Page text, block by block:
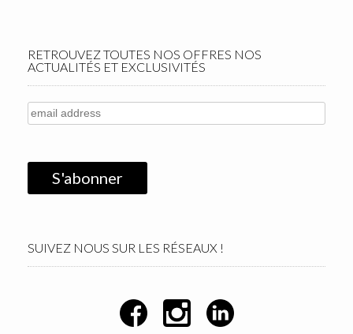
RETROUVEZ TOUTES NOS OFFRES NOS
ACTUALITÉS ET EXCLUSIVITÉS
SUIVEZ NOUS SUR LES RÉSEAUX !